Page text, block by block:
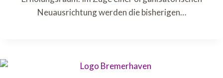
Neuausrichtung werden die bisherigen…